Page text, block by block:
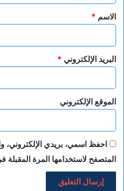
*
الاسم *
البريد الإلكتروني *
الموقع الإلكتروني
احفظ اسمي، بريدي الإلكتروني،
المتصفح لاستخدامها المرة المقبلة